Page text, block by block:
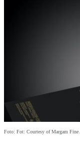
Foto: Fot: Courtesy of Margam